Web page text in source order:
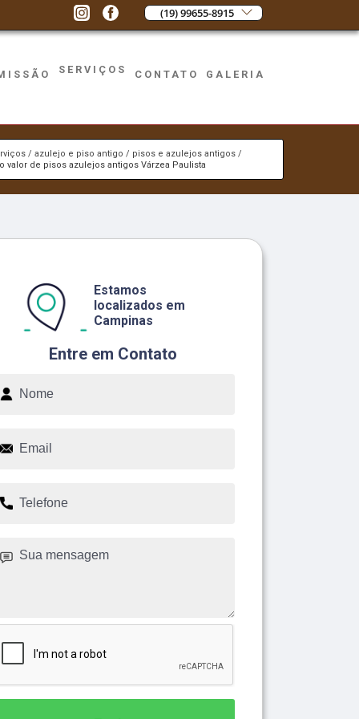
(19) 99655-8915
SERVIÇOS CONTATO GALERIA
azulejo e piso antigo
pisos e azulejos antigos
valor de pisos azulejos antigos Várzea Paulista
Entre em Contato
Estamos
localizados em
Campinas